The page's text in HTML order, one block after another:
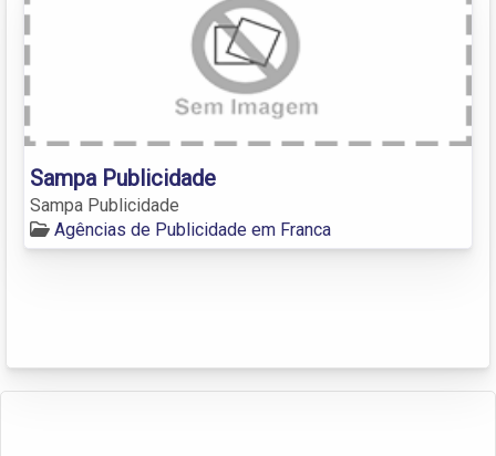
Sampa Publicidade
Sampa Publicidade
Agências de Publicidade em Franca